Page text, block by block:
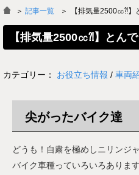
＞ 記事一覧 【排気量2500㏄⁈
【排気量2500㏄⁈】とん
カテゴリー： お役立ち情報 / 車両
尖がったバイク達
どうも！自粛を極めしニリンジャ
バイク車種っていろいろありま